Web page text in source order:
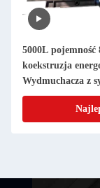
5000L pojemność
koekstruzja
Wydmuchacza z
wodnym